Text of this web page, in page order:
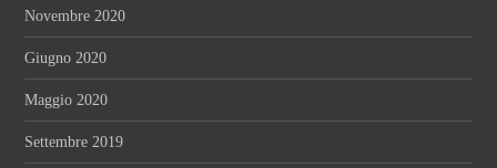
Novembre 2020
Giugno 2020
Maggio 2020
Settembre 2019